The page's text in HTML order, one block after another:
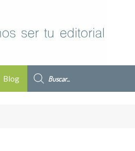
Blog